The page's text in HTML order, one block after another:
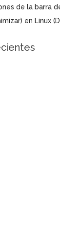
de la barra
en Linux